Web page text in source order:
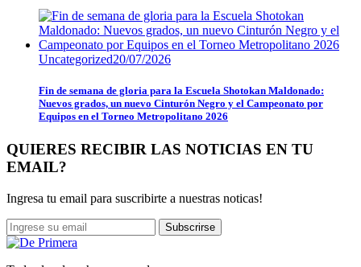
Uncategorized20/07/2026
Fin de semana de gloria para la Escuela Shotokan Maldonado:
Nuevos grados, un nuevo Cinturón Negro y el Campeonato por
Equipos en el Torneo Metropolitano 2026
QUIERES RECIBIR LAS NOTICIAS EN TU
EMAIL?
Ingresa tu email para suscribirte a nuestras noticas!
Subscrirse